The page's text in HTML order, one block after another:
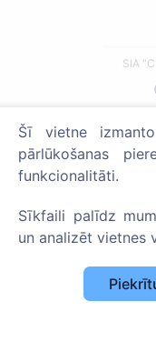
SIA
© 2013 - 2026
Šī vietne
pārlūkošanas
funkcionalitāti.
Sīkfaili palīdz
un analizēt vietnes